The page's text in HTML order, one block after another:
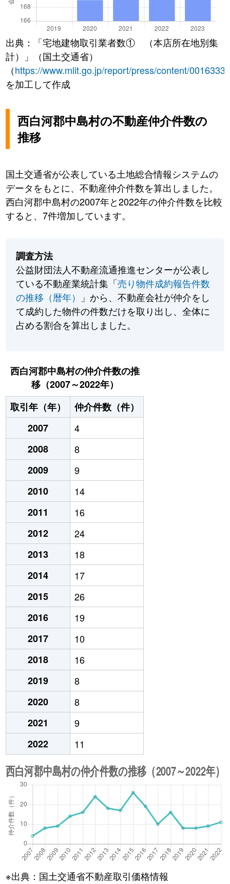
出典：「宅地建物取引業者数① （本店所在地別集
計）」（国土交通省）
（https://www.mlit.go.jp/report/press/content/
を加工して作成
西白河郡中島村の不動産仲介件数の
推移
国土交通省が公表している土地総合情報システムの
データをもとに、不動産仲介件数を算出しました。
西白河郡中島村の2007年と2022年の仲介件数を比較
すると、7件増加しています。
調査方法
公益財団法人不動産流通推進センターが公表し
ている不動産業統計集「売り物件成約報告件数
の推移（暦年）
」から、不動産会社が仲介をし
て成約した物件の件数だけを取り出し、全体に
占める割合を算出しました。
西白河郡中島村の仲介件数の推
移（2007～2022年）
取引年（年）
仲介件数（件）
2007
4
2008
8
2009
9
2010
14
2011
16
2012
24
2013
18
2014
17
2015
26
2016
19
2017
10
2018
16
2019
8
2020
8
2021
9
2022
11
※出典：国土交通省不動産取引価格情報